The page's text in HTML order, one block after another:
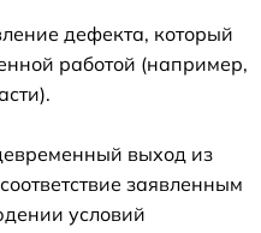
дефекта, который
работой (например,
выход из
заявленным
условий